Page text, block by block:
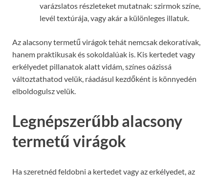
varázslatos részleteket mutatnak: szirmok színe,
levél textúrája, vagy akár a különleges illatuk.
Az alacsony termetű virágok tehát nemcsak dekoratívak,
hanem praktikusak és sokoldalúak is. Kis kertedet vagy
erkélyedet pillanatok alatt vidám, színes oázissá
változtathatod velük, ráadásul kezdőként is könnyedén
elboldogulsz velük.
Legnépszerűbb alacsony
termetű virágok
Ha szeretnéd feldobni a kertedet vagy az erkélyedet, az